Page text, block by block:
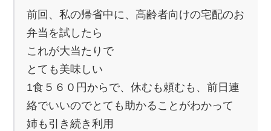
前回、私の帰省中に、高齢者向けの宅配のお
弁当を試したら
これが大当たりで
とても美味しい
1食５６０円からで、休むも頼むも、前日連
絡でいいのでとても助かることがわかって
姉も引き続き利用